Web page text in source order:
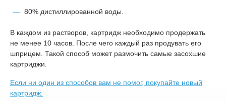
80% дистиллированной воды.
В каждом из растворов, картридж необходимо продержать
не менее 10 часов. После чего каждый раз продувать его
шприцем. Такой способ может размочить самые засохшие
картриджи.
Если ни один из способов вам не помог, покупайте новый
картридж.